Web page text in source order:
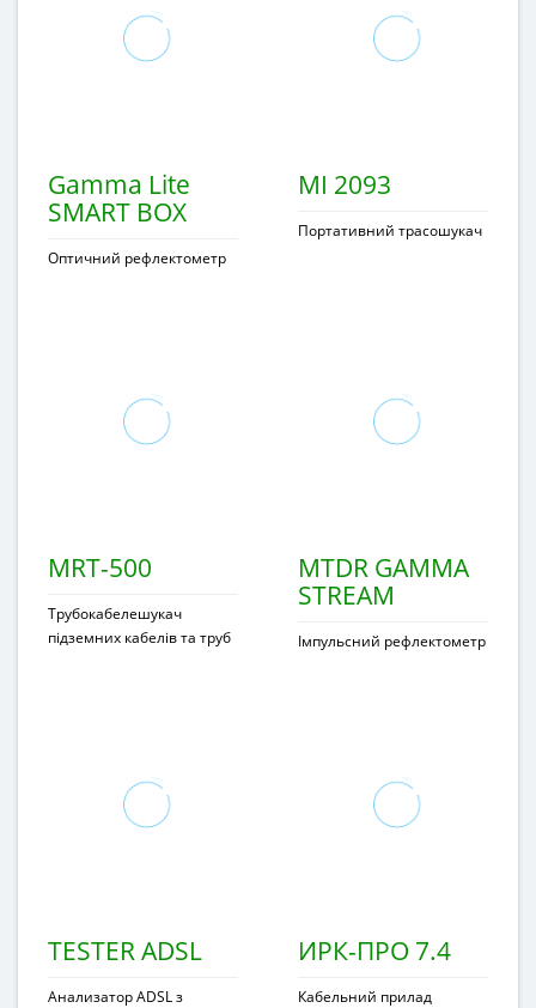
Gamma Lite
SMART BOX
Оптичний рефлектометр
MI 2093
Портативний трасошукач
MRT-500
Трубокабелешукач
підземних кабелів та труб
MTDR GAMMA
STREAM
Імпульсний рефлектометр
TESTER ADSL
Анализатор ADSL з
ИРК-ПРО 7.4
Кабельний прилад